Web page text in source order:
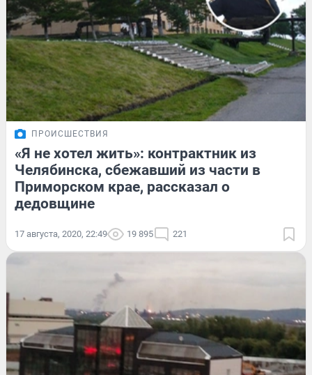
ПРОИСШЕСТВИЯ
«Я не хотел жить»: контрактник из
Челябинска, сбежавший из части в
Приморском крае, рассказал о
дедовщине
17 августа, 2020, 22:49 19 895 221